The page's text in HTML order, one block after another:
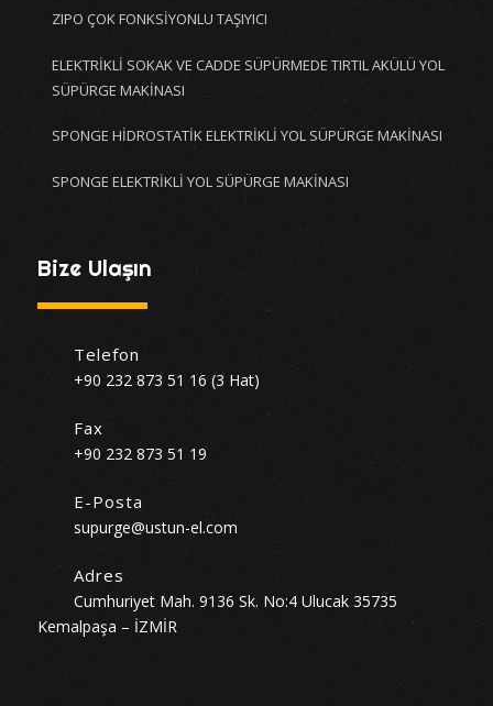
ZIPO ÇOK FONKSİYONLU TAŞIYICI
ELEKTRİKLİ SOKAK VE CADDE SÜPÜRMEDE TIRTIL AKÜLÜ YOL
SÜPÜRGE MAKİNASI
SPONGE HİDROSTATİK ELEKTRİKLİ YOL SÜPÜRGE MAKİNASI
SPONGE ELEKTRİKLİ YOL SÜPÜRGE MAKİNASI
Bize Ulaşın
Telefon
+90 232 873 51 16 (3 Hat)
Fax
+90 232 873 51 19
E-Posta
supurge@ustun-el.com
Adres
Cumhuriyet Mah. 9136 Sk. No:4 Ulucak 35735
Kemalpaşa – İZMİR